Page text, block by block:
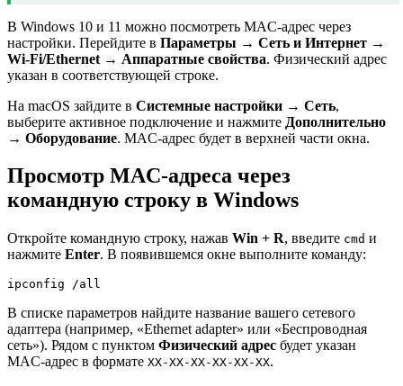
В Windows 10 и 11 можно посмотреть MAC-адрес через
настройки. Перейдите в Параметры → Сеть и Интернет →
Wi-Fi/Ethernet → Аппаратные свойства. Физический адрес
указан в соответствующей строке.
На macOS зайдите в Системные настройки → Сеть,
выберите активное подключение и нажмите Дополнительно
→ Оборудование. MAC-адрес будет в верхней части окна.
Просмотр MAC-адреса через
командную строку в Windows
Откройте командную строку, нажав Win + R, введите cmd и
нажмите Enter. В появившемся окне выполните команду:
ipconfig /all
В списке параметров найдите название вашего сетевого
адаптера (например, «Ethernet adapter» или «Беспроводная
сеть»). Рядом с пунктом Физический адрес будет указан
MAC-адрес в формате XX-XX-XX-XX-XX-XX.